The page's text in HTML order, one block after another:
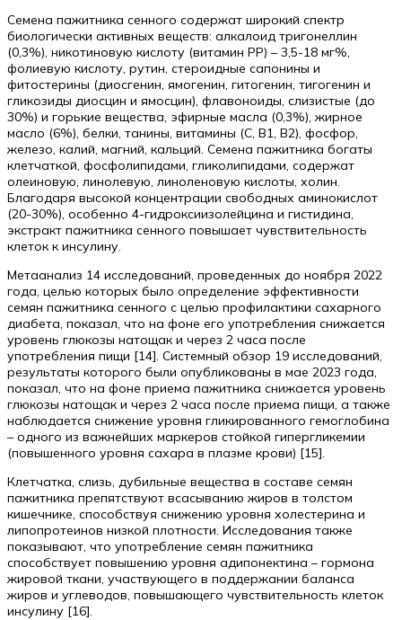
Семена пажитника сенного содержат широкий спектр
биологически активных веществ: алкалоид тригонеллин
(0,3%), никотиновую кислоту (витамин РР) – 3,5-18 мг%,
фолиевую кислоту, рутин, стероидные сапонины и
фитостерины (диосгенин, ямогенин, гитогенин, тигогенин и
гликозиды диосцин и ямосцин), флавоноиды, слизистые (до
30%) и горькие вещества, эфирные масла (0,3%), жирное
масло (6%), белки, танины, витамины (С, В1, В2), фосфор,
железо, калий, магний, кальций. Семена пажитника богаты
клетчаткой, фосфолипидами, гликолипидами, содержат
олеиновую, линолевую, линоленовую кислоты, холин.
Благодаря высокой концентрации свободных аминокислот
(20-30%), особенно 4-гидроксиизолейцина и гистидина,
экстракт пажитника сенного повышает чувствительность
клеток к инсулину.
Метаанализ 14 исследований, проведенных до ноября 2022
года, целью которых было определение эффективности
семян пажитника сенного с целью профилактики сахарного
диабета, показал, что на фоне его употребления снижается
уровень глюкозы натощак и через 2 часа после
употребления пищи [14]. Системный обзор 19 исследований,
результаты которого были опубликованы в мае 2023 года,
показал, что на фоне приема пажитника снижается уровень
глюкозы натощак и через 2 часа после приема пищи, а также
наблюдается снижение уровня гликированного гемоглобина
– одного из важнейших маркеров стойкой гипергликемии
(повышенного уровня сахара в плазме крови) [15].
Клетчатка, слизь, дубильные вещества в составе семян
пажитника препятствуют всасыванию жиров в толстом
кишечнике, способствуя снижению уровня холестерина и
липопротеинов низкой плотности. Исследования также
показывают, что употребление семян пажитника
способствует повышению уровня адипонектина – гормона
жировой ткани, участвующего в поддержании баланса
жиров и углеводов, повышающего чувствительность клеток
инсулину [16].